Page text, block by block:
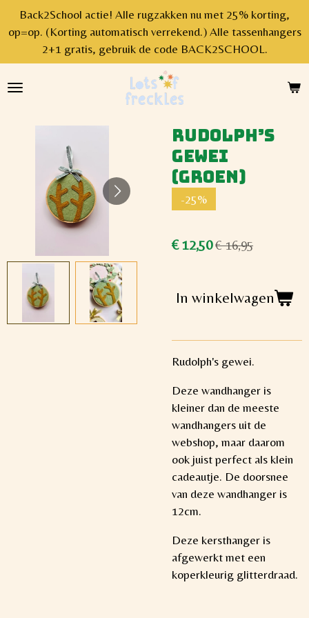
Ga
direct
de
hoofdinhoud
Back2School actie! Alle rugzakken nu met 25% korting,
op=op. (Korting automatisch verrekend.) Alle tassenhangers
2+1 gratis, gebruik de code BACK2SCHOOL.
Rudolph’s
gewei
(groen)
-25%
€ 12,50€ 16,95
In winkelwagen
Rudolph's gewei.
Deze wandhanger is
kleiner dan de meeste
wandhangers uit de
webshop, maar daarom
ook juist perfect als klein
cadeautje. De doorsnee
van deze wandhanger is
12cm.
Deze kersthanger is
afgewerkt met een
koperkleurig glitterdraad.